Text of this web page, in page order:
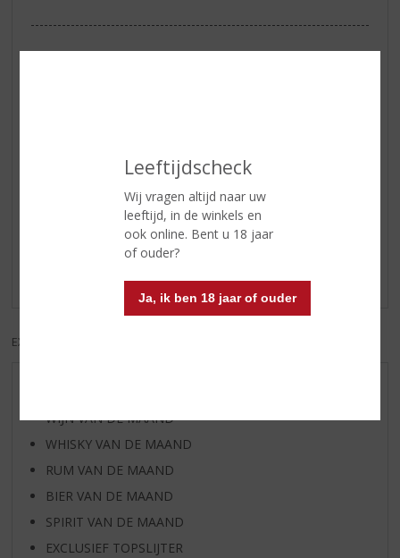
Leeftijdscheck
Wij vragen altijd naar uw
leeftijd, in de winkels en
ook online. Bent u 18 jaar
of ouder?
Ja, ik ben 18 jaar of ouder
Reviews
(5,0
5)
Favoriete borrel!
Het is echt m'n favoriete borrel, iedere vond voor het
EXCL. BTW
WIJN VAN DE MAAND
WHISKY VAN DE MAAND
RUM VAN DE MAAND
BIER VAN DE MAAND
SPIRIT VAN DE MAAND
EXCLUSIEF TOPSLIJTER